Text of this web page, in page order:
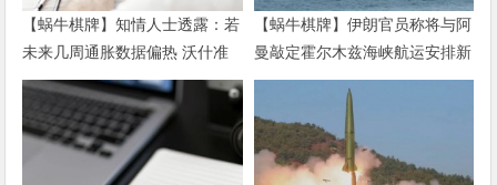
【蜗牛棋牌】知情人士透露：若
未来几周通胀数据偏热 沃什准
备好加息
【蜗牛棋牌】伊朗官员称将与阿
曼敲定霍尔木兹海峡航运安排新
协议